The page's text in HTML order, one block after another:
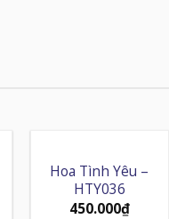
Hoa Tình Yêu –
HTY036
450.000₫